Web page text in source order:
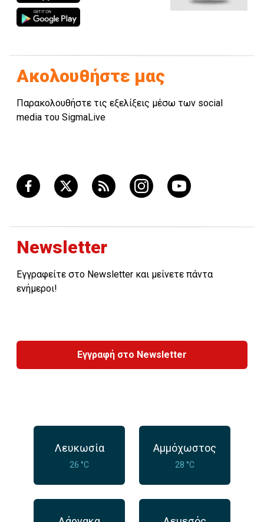
Ακολουθήστε μας
Παρακολουθήστε τις εξελίξεις μέσω των social
media του SigmaLive
Newsletter
Εγγραφείτε στο Newsletter και μείνετε πάντα
ενήμεροι!
Εγγραφή στο Newsletter
Λευκωσία
26 °C
Αμμόχωστος
28 °C